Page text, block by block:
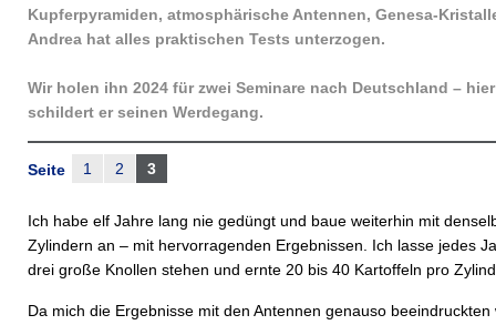
Kupferpyramiden, atmosphärische Antennen, Genesa-
Andrea hat alles praktischen Tests unterzogen.
Wir holen ihn 2024 für zwei Seminare nach Deutschland – hier
schildert er seinen Werdegang.
Seite 1 2 3
Ich habe elf Jahre lang nie gedüngt und baue weiterhin mit
Zylindern an – mit hervorragenden Ergebnissen. Ich lasse jedes
drei große Knollen stehen und ernte 20 bis 40 Kartoffeln pro
Da mich die Ergebnisse mit den Antennen genauso beeindruckten